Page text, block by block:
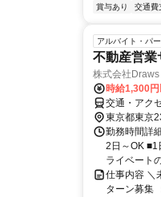
賞与あり
交通費
アルバイト・パー
不動産営業
株式会社Draws
時給1,300
交通・アク
東京都東京
勤務時間詳
2日～OK ■1
ライベート
仕事内容 ＼
ターン募集